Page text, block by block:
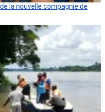
la nouvelle compagnie de